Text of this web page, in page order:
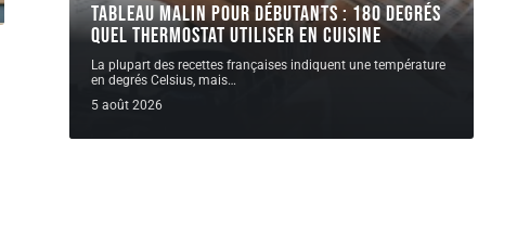
Tableau malin pour débutants : 180 degrés
quel thermostat utiliser en cuisine
La plupart des recettes françaises indiquent une température
en degrés Celsius, mais…
5 août 2026